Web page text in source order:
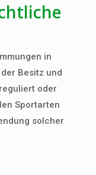
in
Besitz und
oder
Sportarten
solcher